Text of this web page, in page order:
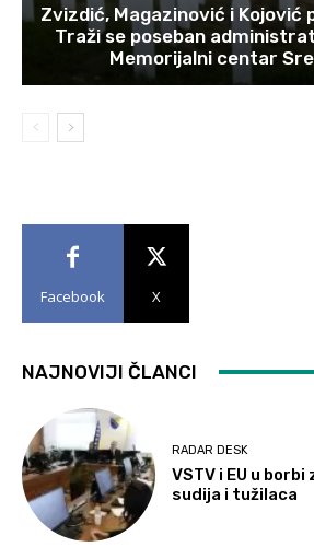
Zvizdić, Magazinović i Kojović
Traži se poseban
Memorijalni centar
Facebook X
NAJNOVIJI ČLANCI
RADAR DESK
VSTV i EU u
sudija i tužilaca